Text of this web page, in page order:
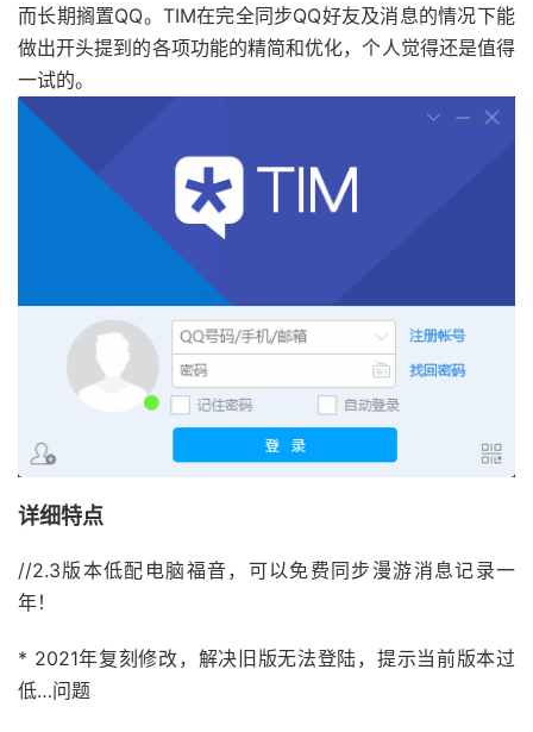
而长期搁置QQ。TIM在完全同步QQ好友及消息的情况下能
做出开头提到的各项功能的精简和优化，个人觉得还是值得
一试的。
详细特点
//2.3版本低配电脑福音，可以免费同步漫游消息记录一
年！
* 2021年复刻修改，解决旧版无法登陆，提示当前版本过
低…问题